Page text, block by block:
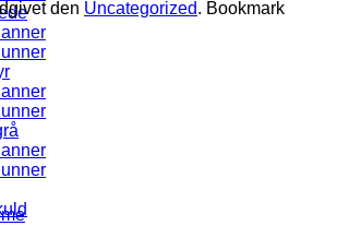
den Uncategorized. Bookmark